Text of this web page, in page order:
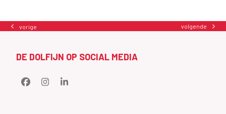
previous
vorige
next
volgende
DE DOLFIJN OP SOCIAL MEDIA
FacebookInstagramLinkedIn